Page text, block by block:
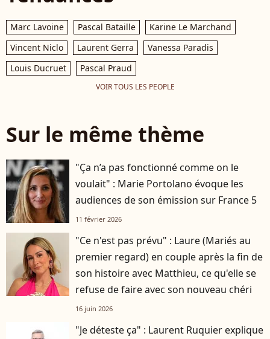
Marc Lavoine Pascal Bataille
Karine Le Marchand
Vincent Niclo
Laurent Gerra
Vanessa Paradis
Louis Ducruet
Pascal Praud
VOIR TOUS LES PEOPLE
Sur le même thème
"Ça n’a pas fonctionné comme on le
voulait" : Marie Portolano évoque les
audiences de son émission sur France 5
11 février 2026
"Ce n'est pas prévu" : Laure (Mariés au
premier regard) en couple après la fin de
son histoire avec Matthieu, ce qu'elle se
refuse de faire avec son nouveau chéri
16 juin 2026
"Je déteste ça" : Laurent Ruquier explique